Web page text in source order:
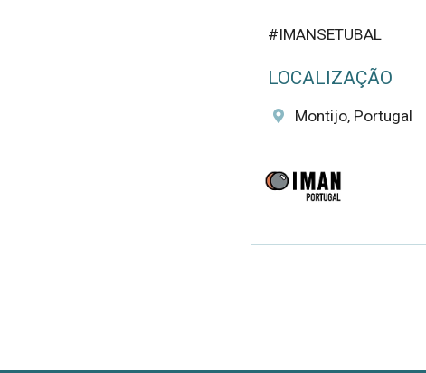
#IMANSETUBAL
LOCALIZAÇÃO
Montijo, Portugal